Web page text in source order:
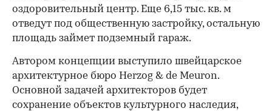
оздоровительный центр. Еще 6,15 тыс. кв. м
отведут под общественную застройку, остальную
площадь займет подземный гараж.
Автором концепции выступило швейцарское
архитектурное бюро Herzog & de Meuron.
Основной задачей архитекторов будет
сохранение объектов культурного наследия,